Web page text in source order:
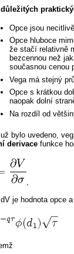
Opce jsou
Opce hluboce
že stačí relativně
bezcennou než
současnou cenou
Vega má stejný
Opce s krátkou
naopak dolní
Na rozdíl od
bylo uvedeno,
derivace funkce
,
dV je hodnota opce